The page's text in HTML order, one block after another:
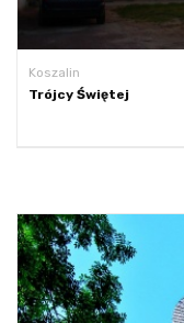
Koszalin
Trójcy Świętej